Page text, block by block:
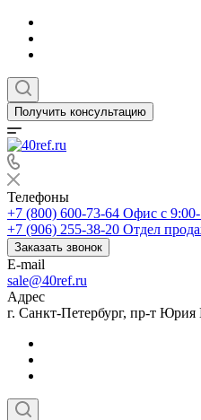
Получить консультацию
Телефоны
+7 (800) 600-73-64 Офис с
+7 (906) 255-38-20 Отдел
Заказать звонок
E-mail
sale@40ref.ru
Адрес
г. Санкт-Петербург, пр-т Юрия